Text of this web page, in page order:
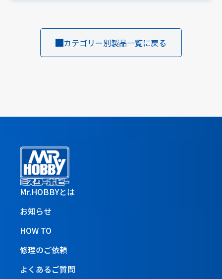
カテゴリー別製品一覧に戻る
Mr.HOBBYとは
お知らせ
HOW TO
修理のご依頼
よくあるご質問